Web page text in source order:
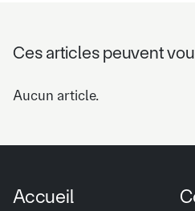
Ces articles peuvent
Aucun article.
Accueil